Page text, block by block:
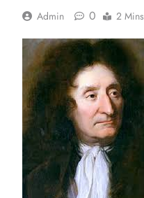
Admin 0 2 Mins